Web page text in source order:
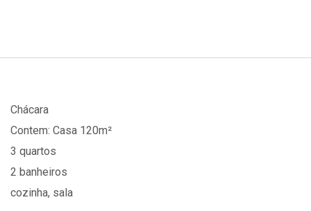
Chácara
Contem: Casa 120m²
3 quartos
2 banheiros
cozinha, sala